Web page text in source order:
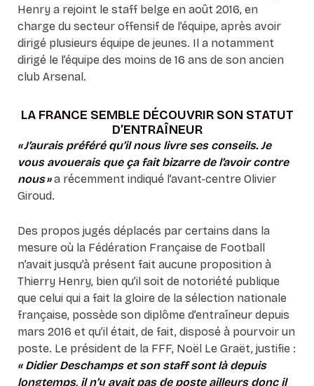
Henry a rejoint le staff belge en août 2016, en
charge du secteur offensif de l’équipe, après avoir
dirigé plusieurs équipe de jeunes. Il a notamment
dirigé le l’équipe des moins de 16 ans de son ancien
club Arsenal.
LA FRANCE SEMBLE DÉCOUVRIR SON STATUT
D’ENTRAÎNEUR
« J’aurais préféré qu’il nous livre ses conseils. Je
vous avouerais que ça fait bizarre de l’avoir contre
nous »a récemment indiqué l’avant-centre Olivier
Giroud.
Des propos jugés déplacés par certains dans la
mesure où la Fédération Française de Football
n’avait jusqu’à présent fait aucune proposition à
Thierry Henry, bien qu’il soit de notoriété publique
que celui qui a fait la gloire de la sélection nationale
française, possède son diplôme d’entraîneur depuis
mars 2016 et qu’il était, de fait, disposé à pourvoir un
poste. Le président de la FFF, Noël Le Graët, justifie :
« Didier Deschamps et son staff sont là depuis
longtemps, il n’y avait pas de poste ailleurs donc il